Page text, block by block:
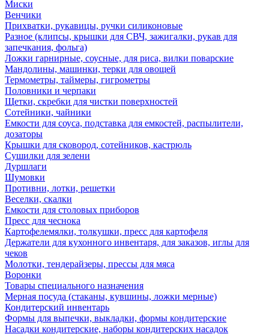
Миски
Венчики
Прихватки, рукавицы, ручки силиконовые
Разное (клипсы, крышки для СВЧ, зажигалки, рукав для
запечкания, фольга)
Ложки гарнирные, соусные, для риса, вилки поварские
Мандолины, машинки, терки для овощей
Термометры, таймеры, гигрометры
Половники и черпаки
Щетки, скребки для чистки поверхностей
Сотейники, чайники
Емкости для соуса, подставка для емкостей, распылители,
дозаторы
Крышки для сковород, сотейников, кастрюль
Сушилки для зелени
Дуршлаги
Шумовки
Противни, лотки, решетки
Веселки, скалки
Емкости для столовых приборов
Пресс для чеснока
Картофелемялки, толкушки, пресс для картофеля
Держатели для кухонного инвентаря, для заказов, иглы для
чеков
Молотки, тендерайзеры, прессы для мяса
Воронки
Товары специального назначения
Мерная посуда (стаканы, кувшины, ложки мерные)
Кондитерский инвентарь
Формы для выпечки, выкладки, формы кондитерские
Насадки кондитерские, наборы кондитерских насадок